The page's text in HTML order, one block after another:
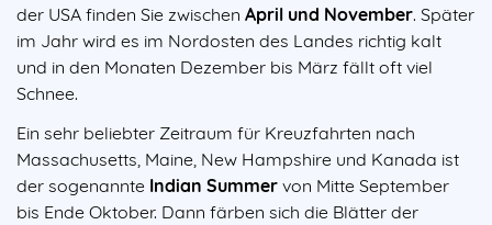
der USA finden Sie zwischen April und November. Später
im Jahr wird es im Nordosten des Landes richtig kalt
und in den Monaten Dezember bis März fällt oft viel
Schnee.
Ein sehr beliebter Zeitraum für Kreuzfahrten nach
Massachusetts, Maine, New Hampshire und Kanada ist
der sogenannte Indian Summer von Mitte September
bis Ende Oktober. Dann färben sich die Blätter der